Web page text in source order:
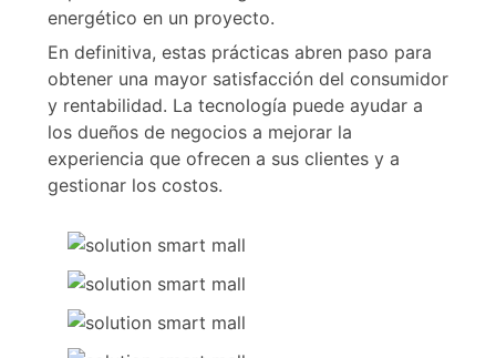
energético en un proyecto.
En definitiva, estas prácticas abren paso para
obtener una mayor satisfacción del consumidor
y rentabilidad. La tecnología puede ayudar a
los dueños de negocios a mejorar la
experiencia que ofrecen a sus clientes y a
gestionar los costos.